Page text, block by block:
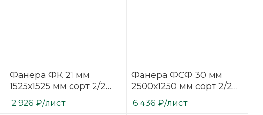
Фанера ФК 21 мм
1525х1525 мм сорт 2/2
шлифованная
березовая
2 926 ₽/лист
Фанера ФСФ 30 мм
2500х1250 мм сорт 2/2
шлифованная
березовая
6 436 ₽/лист